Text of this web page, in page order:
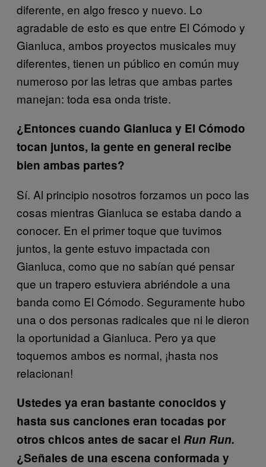
diferente, en algo fresco y nuevo. Lo
agradable de esto es que entre El Cómodo y
Gianluca, ambos proyectos musicales muy
diferentes, tienen un público en común muy
numeroso por las letras que ambas partes
manejan: toda esa onda triste.
¿Entonces cuando Gianluca y El Cómodo
tocan juntos, la gente en general recibe
bien ambas partes?
Sí. Al principio nosotros forzamos un poco las
cosas mientras Gianluca se estaba dando a
conocer. En el primer toque que tuvimos
juntos, la gente estuvo impactada con
Gianluca, como que no sabían qué pensar
que un trapero estuviera abriéndole a una
banda como El Cómodo. Seguramente hubo
una o dos personas radicales que ni le dieron
la oportunidad a Gianluca. Pero ya que
toquemos ambos es normal, ¡hasta nos
relacionan!
Ustedes ya eran bastante conocidos y
hasta sus canciones eran tocadas por
otros chicos antes de sacar el Run Run.
¿Señales de una escena conformada y